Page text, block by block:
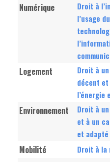
Numérique
Droit à
l’usage
Logement
Droit à
décent
l’énergie
Environnement
Droit à
et à un
et adapté
Mobilité Droit à la